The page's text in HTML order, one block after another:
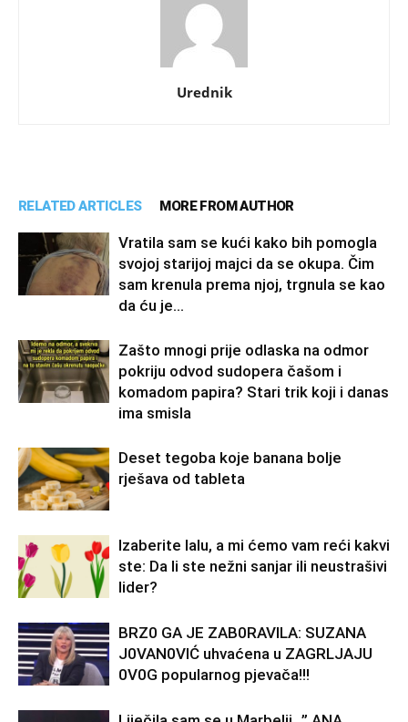
Urednik
RELATED ARTICLES MORE FROM AUTHOR
Vratila sam se kući kako bih pomogla
svojoj starijoj majci da se okupa. Čim
sam krenula prema njoj, trgnula se kao
da ću je...
Zašto mnogi prije odlaska na odmor
pokriju odvod sudopera čašom i
komadom papira? Stari trik koji i danas
ima smisla
Deset tegoba koje banana bolje
rješava od tableta
Izaberite lalu, a mi ćemo vam reći kakvi
ste: Da li ste nežni sanjar ili neustrašivi
lider?
BRZ0 GA JE ZAB0RAVlLA: SUZANA
J0VAN0VIĆ uhvaćena u ZAGRLJAJU
0V0G popularnog pjevača!!!